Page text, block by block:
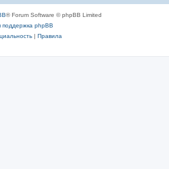
® Forum Software © phpBB Limited
поддержка phpBB
| Правила